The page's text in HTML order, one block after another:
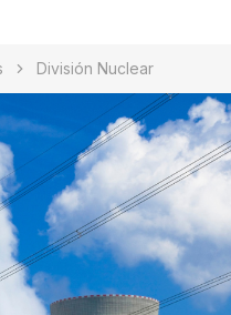
División Nuclear